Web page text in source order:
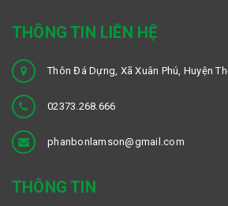
THÔNG TIN LIÊN HỆ
Thôn Đá Dựng, Xã Xuân Phú, Huyện
02373.268.666
phanbonlamson@gmail.com
THÔNG TIN